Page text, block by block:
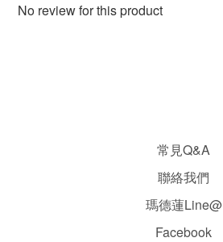
No review for this product
常見Q&A
聯絡我們
瑪德蓮Line@
Facebook